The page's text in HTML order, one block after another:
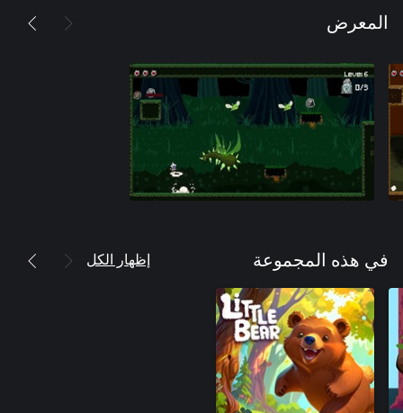
المعرض
في هذه المجموعة إظهار الكل